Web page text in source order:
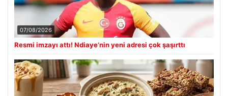
07/08/2026
Resmi imzayı attı! Ndiaye’nin yeni adresi çok şaşırttı